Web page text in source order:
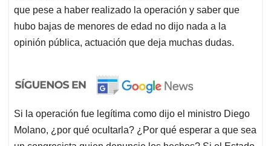
que pese a haber realizado la operación y saber que
hubo bajas de menores de edad no dijo nada a la
opinión pública, actuación que deja muchas dudas.
Si la operación fue legítima como dijo el ministro Diego
Molano, ¿por qué ocultarla? ¿Por qué esperar a que sea